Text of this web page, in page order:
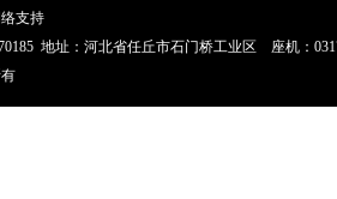
支持
地址：河北省任丘市石门桥工业区 座机：
有